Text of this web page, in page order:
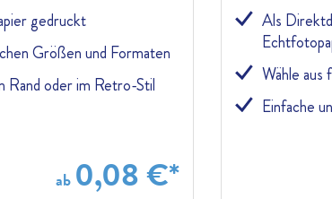
gedruckt
Größen und Formaten
Rand oder im Retro-Stil
ab 0,08 €*
Als
Wähle aus
Einfache